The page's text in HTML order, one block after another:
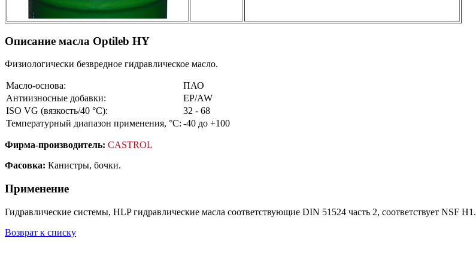
Описание масла Optileb HY
Физиологически безвредное гидравлическое масло.
Масло-основа:
ПАО
Антиизносные добавки:
EP/AW
ISO VG (вязкость/40 °С):
32 - 68
Температурный диапазон применения, °С: -40 до +100
Фирма-производитель: CASTROL
Фасовка: Канистры, бочки.
Применение
Гидравлические системы, HLP гидравлические масла соответствующие DIN 51524 часть 2, соответствует NSF H1.
Возврат к списку